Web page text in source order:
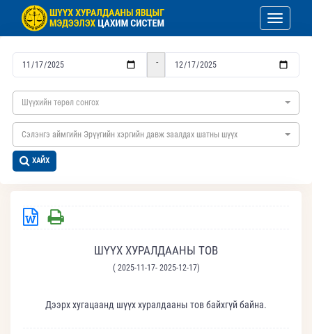
Toggle
-
Шүүхийн төрөл сонгох
Сэлэнгэ аймгийн Эрүүгийн хэргийн давж заалдах шатны шүүх
ХАЙХ
ШҮҮХ ХУРАЛДААНЫ ТОВ
( 2025-11-17- 2025-12-17)
Дээрх хугацаанд шүүх хуралдааны тов байхгүй байна.